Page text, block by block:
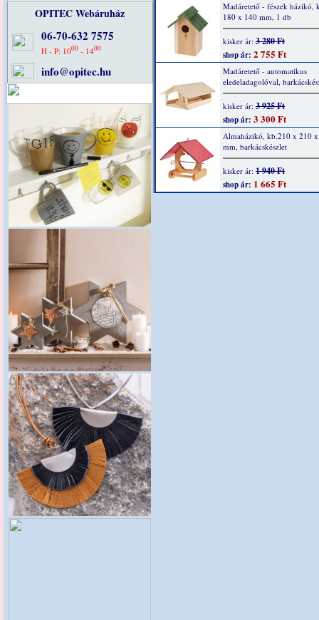
OPITEC Webáruház
06-70-632 7575
H - P: 1000- 1400
info@opitec.hu
Madáretető - fészek házikó,
180 x 140 mm, 1 db
kisker ár: 3 280 Ft
shop ár: 2 755 Ft
Madáretető - automatikus
eledeladagolóval,
kisker ár: 3 925 Ft
shop ár: 3 300 Ft
Almaházikó, kb.210 x 210
mm, barkácskészlet
kisker ár: 1 940 Ft
shop ár: 1 665 Ft